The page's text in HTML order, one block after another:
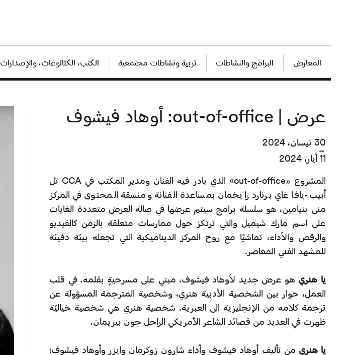
المعارض البرامج والنشاطات تربية ونشاطات مجتمعية الكتب، الكتالوغات، والإصدارات
المشروع «out-of-office» الذي بادر فيه الفنان ومدير المكتب في CCA تل
أبيب-يافا غاي برنارد رايخمان بمساعدة الفنانة ومنسقة المحتوى في المركز
منى بنيامين، هو سلسلة برامج سيتم عرضها في صالة العرض متعددة الغايات
على اسم مارك شيميل والتي ترتكز حول ممارسات متعلقة بالزمن كالفيديو
والرقص والأداء، تماشيًا مع روح المركز الديناميكية التي تجعله بيئة دفيئة
للمشهد الفني المعاصر.
يا هنري هو عرض جديد لأوهاد فيشوف، مبني على مسرحيةٍ بقلمه. في قلب
العمل، حوار بين الشخصية الأدبية هنري، وشخصية المترجمة المسؤولة عن
ترجمة كلامه من الإنجليزية الى العبرية. شخصية هنري هي شخصية خياليّة
ظهرت في العديد من قصائد الشاعر الأمريكي الراحل جون بيريمان.
يا هنري من تأليف أوهاد فيشوف وأداء شارون زوكرمان وايزر وأوهاد فيشوف؛
عرض | out-of-office: أوهاد فيشوف
–
11 أيار، 2024
30 نيسان، 2024